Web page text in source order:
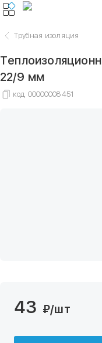
Трубная изоляция
22/9 мм
код 00000008451
43 ₽/шт